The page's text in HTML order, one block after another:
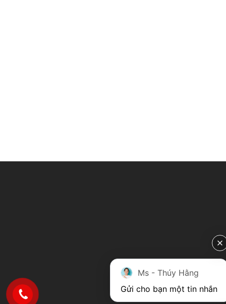
Ms - Thúy Hằng
Gửi cho bạn một tin nhắn